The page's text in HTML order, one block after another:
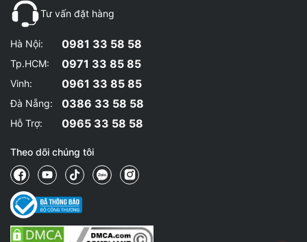
Tư vấn đặt hàng
Hà Nội: 0981 33 58 58
Tp.HCM: 0971 33 85 85
Vinh: 0961 33 85 85
Đà Nẵng: 0386 33 58 58
Hỗ Trợ: 0965 33 58 58
Theo dõi chúng tôi